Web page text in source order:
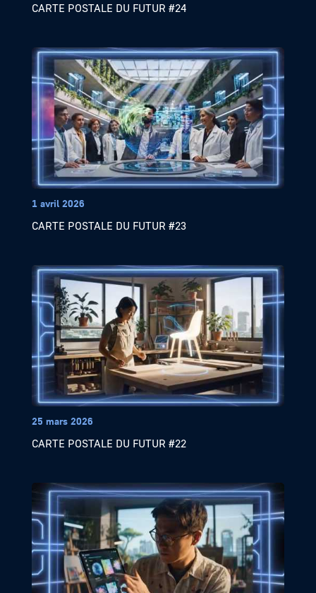
CARTE POSTALE DU FUTUR #24
1 avril 2026
CARTE POSTALE DU FUTUR #23
25 mars 2026
CARTE POSTALE DU FUTUR #22